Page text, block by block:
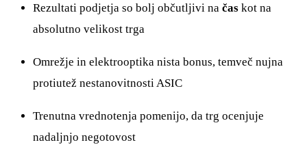
Rezultati podjetja so bolj občutljivi na čas kot na
absolutno velikost trga
Omrežje in elektrooptika nista bonus, temveč nujna
protiutež nestanovitnosti ASIC
Trenutna vrednotenja pomenijo, da trg ocenjuje
nadaljnjo negotovost